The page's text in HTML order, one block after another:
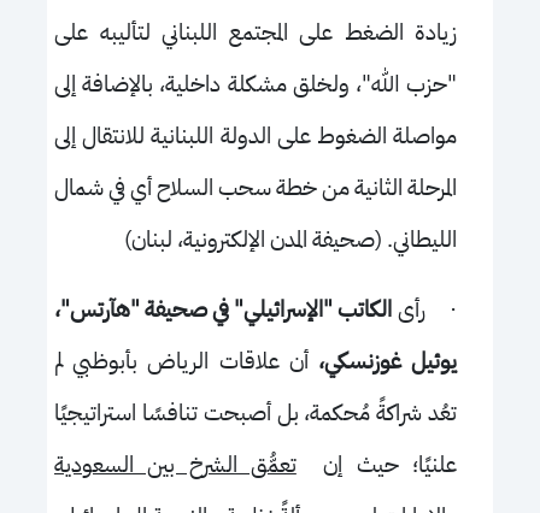
زيادة الضغط على المجتمع اللبناني لتأليبه على
"حزب الله"، ولخلق مشكلة داخلية، بالإضافة إلى
مواصلة الضغوط على الدولة اللبنانية للانتقال إلى
المرحلة الثانية من خطة سحب السلاح أي في شمال
الليطاني. (صحيفة المدن الإلكترونية، لبنان)
·رأىالكاتب "الإسرائيلي" في صحيفة "هآرتس"،
يوئيل غوزنسكي، أن علاقات الرياض بأبوظبي لم
تعُد شراكةً مُحكمة، بل أصبحت تنافسًا استراتيجيًا
علنيًا؛ حيث إنتعمُّق الشرخ بين السعودية